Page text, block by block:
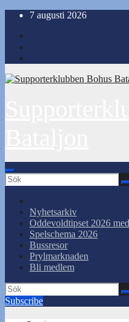
Hoppa
innehåll
7 augusti 2026
Nyhetsarkiv
Oddevoldtipset 2026
Spelschema 2026
Bussresor
Prylmarknaden
Bli medlem
Subscribe